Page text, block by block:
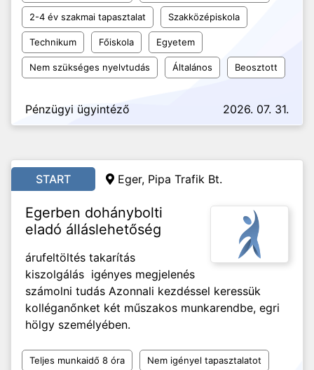
2-4 év szakmai tapasztalat Szakközépiskola
Technikum Főiskola Egyetem
Nem szükséges nyelvtudás Általános Beosztott
Pénzügyi ügyintéző 2026. 07. 31.
START Eger, Pipa Trafik Bt.
Egerben dohánybolti
eladó álláslehetőség
árufeltöltés takarítás
kiszolgálás igényes megjelenés
számolni tudás Azonnali kezdéssel keressük
kolléganőnket két műszakos munkarendbe, egri
hölgy személyében.
Teljes munkaidő 8 óra Nem igényel tapasztalatot